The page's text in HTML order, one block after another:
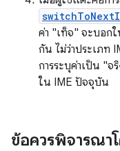
ค่า "เท็จ" จะบอก
กัน ไม่ว่าประเภท
การระบุค่าเป็น "
ใน IME ปัจจุบัน
ข้อควรพิจารณา